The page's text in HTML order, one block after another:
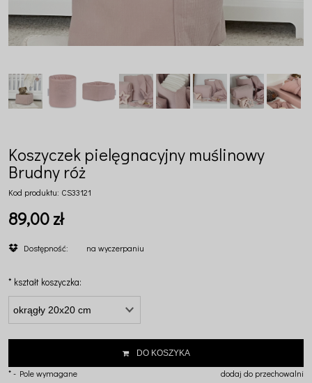
Koszyczek pielęgnacyjny muślinowy
Brudny róż
Kod produktu: CS33121
89,00 zł
Dostępność: na wyczerpaniu
* kształt koszyczka:
DO KOSZYKA
dodaj do przechowalni
*- Pole wymagane